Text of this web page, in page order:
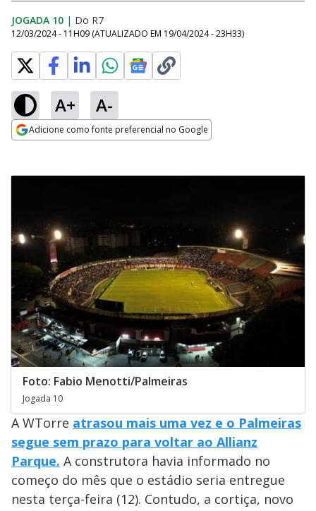
JOGADA 10 | Do R7
12/03/2024 - 11H09 (ATUALIZADO EM 19/04/2024 - 23H33)
A+ A-
Adicione como fonte preferencial no Google
Foto: Fabio Menotti/Palmeiras
Jogada 10
A WTorre atrasou mais uma vez e o Palmeiras
segue sem prazo para voltar ao Allianz
Parque. A construtora havia informado no
começo do mês que o estádio seria entregue
nesta terça-feira (12). Contudo, a cortiça, novo